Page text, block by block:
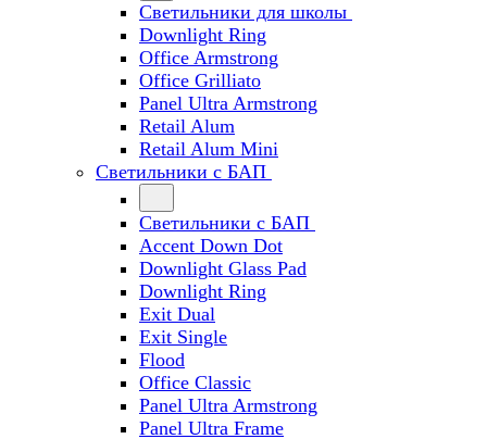
Светильники для школы
Downlight Ring
Office Armstrong
Office Grilliato
Panel Ultra Armstrong
Retail Alum
Retail Alum Mini
Светильники с БАП
Светильники с БАП
Accent Down Dot
Downlight Glass Pad
Downlight Ring
Exit Dual
Exit Single
Flood
Office Classic
Panel Ultra Armstrong
Panel Ultra Frame